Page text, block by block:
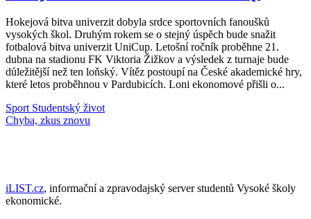
Hokejová bitva univerzit dobyla srdce sportovních fanoušků
vysokých škol. Druhým rokem se o stejný úspěch bude snažit
fotbalová bitva univerzit UniCup. Letošní ročník proběhne 21.
dubna na stadionu FK Viktoria Žižkov a výsledek z turnaje bude
důležitější než ten loňský. Vítěz postoupí na České akademické hry,
které letos proběhnou v Pardubicích. Loni ekonomové přišli o...
Sport Studentský život
Načti další články
iLIST.cz, informační a zpravodajský server studentů Vysoké školy
ekonomické.